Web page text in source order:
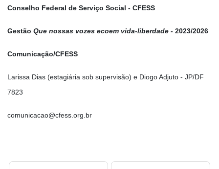
Conselho Federal de Serviço Social - CFESS
Gestão Que nossas vozes ecoem vida-liberdade - 2023/2026
Comunicação/CFESS
Larissa Dias (estagiária sob supervisão) e Diogo Adjuto - JP/DF
7823
comunicacao@cfess.org.br